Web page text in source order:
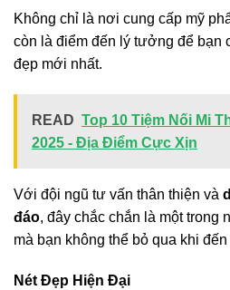
Không chỉ là nơi cung cấp mỹ
còn là điểm đến lý tưởng để bạn
đẹp mới nhất.
READ Top 10 Tiệm Nối Mi
2025 - Địa Điểm Cực Xịn
Với đội ngũ tư vấn thân thiện và
đáo, đây chắc chắn là một trong
mà bạn không thể bỏ qua khi
Nét Đẹp Hiện Đại